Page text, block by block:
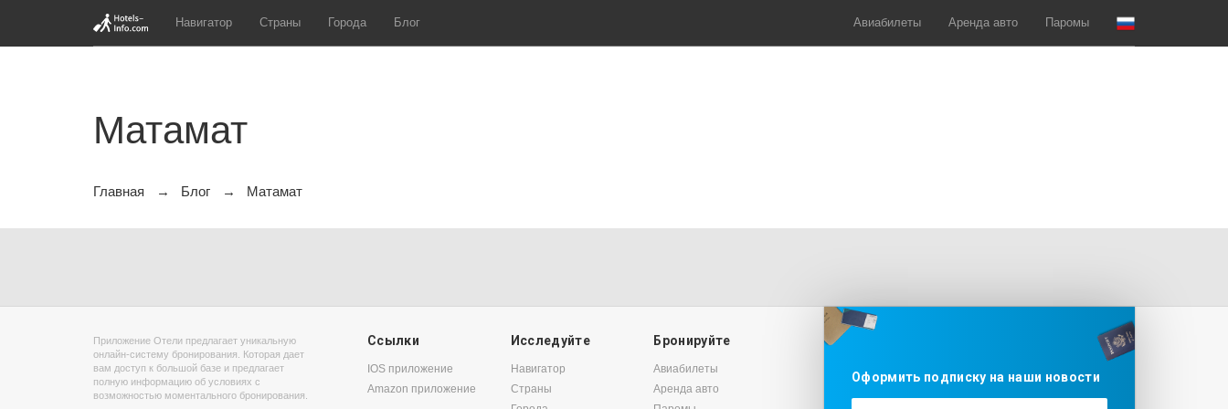
Навигатор Страны Города Блог Авиабилеты Аренда авто Паромы
Матамат
Главная Блог Матамат
Приложение Отели предлагает уникальную
онлайн-систему бронирования. Которая дает
вам доступ к большой базе и предлагает
полную информацию об условиях с
возможностью моментального бронирования.
Ссылки
IOS приложение
Amazon приложение
Исследуйте
Навигатор
Страны
Бронируйте
Авиабилеты
Аренда авто
Оформить подписку на наши новости